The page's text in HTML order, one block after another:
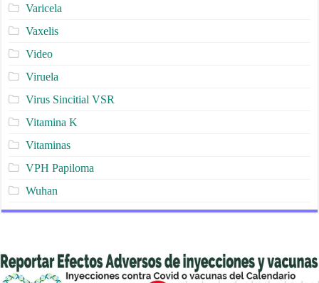
Varicela
Vaxelis
Video
Viruela
Virus Sincitial VSR
Vitamina K
Vitaminas
VPH Papiloma
Wuhan